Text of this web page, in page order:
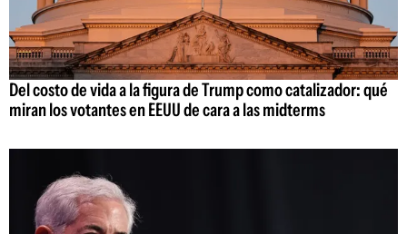
Del costo de vida a la figura de Trump como catalizador: qué
miran los votantes en EEUU de cara a las midterms